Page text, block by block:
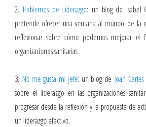
2. Hablemos de Liderazgo: un blog de Isabel
pretende ofrecer una ventana al mundo de la
reflexionar sobre cómo podemos mejorar el
organizaciones sanitarias.
3. No me gusta mi jefe: un blog de Joan
sobre el liderazgo en las organizaciones
progresar desde la reflexión y la propuesta de
un liderazgo efectivo.